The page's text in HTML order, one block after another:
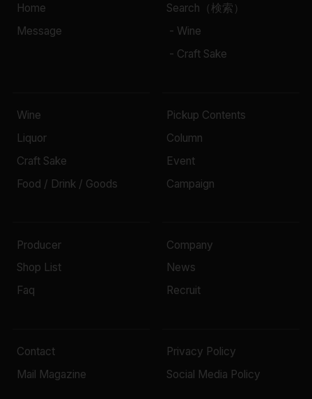
Home
Message
Search（検索）
- Wine
- Craft Sake
Wine
Liquor
Craft Sake
Food / Drink / Goods
Pickup Contents
Column
Event
Campaign
Producer
Shop List
Faq
Company
News
Recruit
Contact
Mail Magazine
Privacy Policy
Social Media Policy